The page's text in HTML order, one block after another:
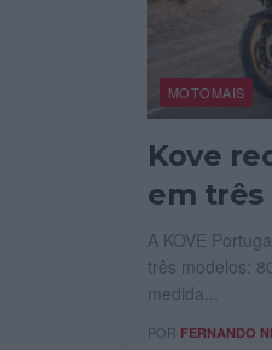
MOTOMAIS
Kove
em três
A KOVE
três modelos:
medida...
POR FERNANDO